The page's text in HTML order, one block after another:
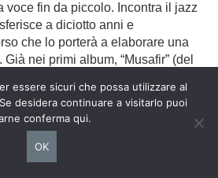
voce fin da piccolo. Incontra il jazz
a diciotto anni e
che lo porterà a elaborare una
nei primi album, “Musafir” (del
l’oud dal suo ruolo più
ad altri generi musicali
in modo originale musica
che si arricchisce di altri suoni
dell’elettronica negli album
essere sicuri che possa utilizzare al
desidera continuare a visitarlo puoi
conferma qui.
OK